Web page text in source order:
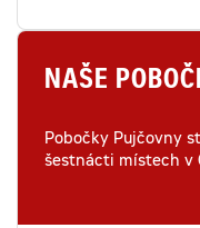
NAŠE
Pobočky Pujčovny
šestnácti místech v